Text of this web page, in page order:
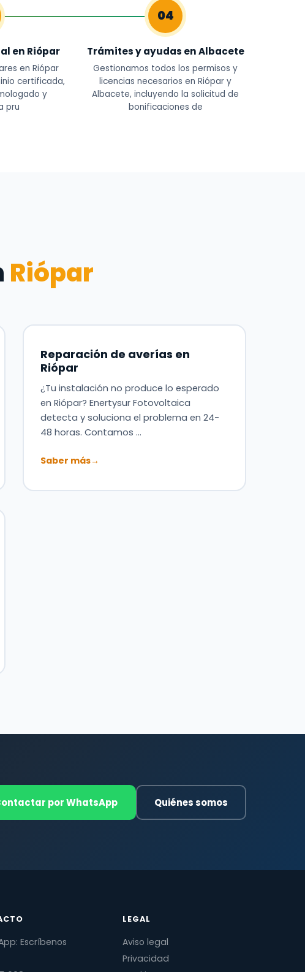
en Riópar
en Riópar
certificada,
y
pru
04
Trámites y ayudas en Albacete
Gestionamos todos los permisos y
licencias necesarios en Riópar y
Albacete, incluyendo la solicitud de
bonificaciones de
Riópar
Reparación de averías en
Riópar
¿Tu instalación no produce lo esperado
en Riópar? Enertysur Fotovoltaica
detecta y soluciona el problema en 24-
48 horas. Contamos …
Saber más→
por WhatsApp Quiénes somos
Escríbenos
LEGAL
Aviso legal
Privacidad